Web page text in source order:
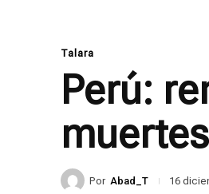
Talara
Perú:
Por Abad_T 16